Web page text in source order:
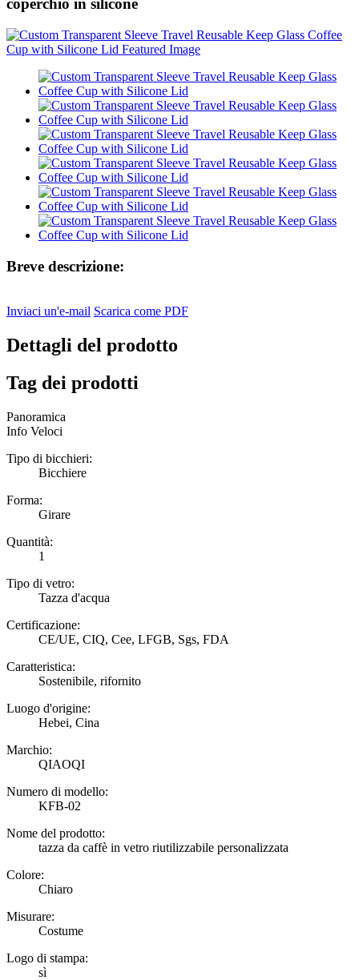
coperchio in silicone
Breve descrizione:
Inviaci un'e-mail Scarica come PDF
Dettagli del prodotto
Tag dei prodotti
Panoramica
Info Veloci
Tipo di bicchieri:
Bicchiere
Forma:
Girare
Quantità:
1
Tipo di vetro:
Tazza d'acqua
Certificazione:
CE/UE, CIQ, Cee, LFGB, Sgs, FDA
Caratteristica:
Sostenibile, rifornito
Luogo d'origine:
Hebei, Cina
Marchio:
QIAOQI
Numero di modello:
KFB-02
Nome del prodotto:
tazza da caffè in vetro riutilizzabile personalizzata
Colore:
Chiaro
Misurare:
Costume
Logo di stampa:
sì